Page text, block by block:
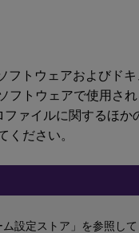
トウェアおよびド
フトウェアで使用さ
ァイルに関するほか
ださい。
設定ストア」を参照して